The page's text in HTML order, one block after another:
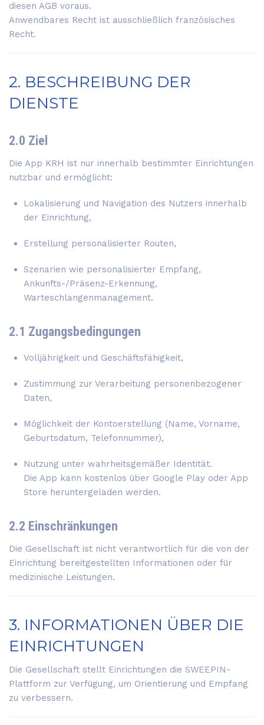
diesen AGB voraus.
Anwendbares Recht ist ausschließlich französisches
Recht.
2. BESCHREIBUNG DER
DIENSTE
2.0 Ziel
Die App KRH ist nur innerhalb bestimmter Einrichtungen
nutzbar und ermöglicht:
Lokalisierung und Navigation des Nutzers innerhalb
der Einrichtung,
Erstellung personalisierter Routen,
Szenarien wie personalisierter Empfang,
Ankunfts-/Präsenz-Erkennung,
Warteschlangenmanagement.
2.1 Zugangsbedingungen
Volljährigkeit und Geschäftsfähigkeit,
Zustimmung zur Verarbeitung personenbezogener
Daten,
Möglichkeit der Kontoerstellung (Name, Vorname,
Geburtsdatum, Telefonnummer),
Nutzung unter wahrheitsgemäßer Identität.
Die App kann kostenlos über Google Play oder App
Store heruntergeladen werden.
2.2 Einschränkungen
Die Gesellschaft ist nicht verantwortlich für die von der
Einrichtung bereitgestellten Informationen oder für
medizinische Leistungen.
3. INFORMATIONEN ÜBER DIE
EINRICHTUNGEN
Die Gesellschaft stellt Einrichtungen die SWEEPIN-
Plattform zur Verfügung, um Orientierung und Empfang
zu verbessern.